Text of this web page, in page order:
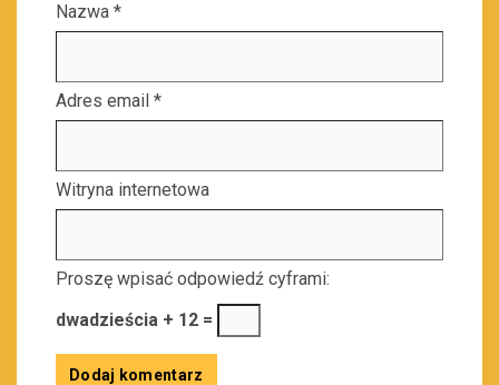
Nazwa *
Adres email *
Witryna internetowa
Proszę wpisać odpowiedź cyframi:
dwadzieścia + 12 =